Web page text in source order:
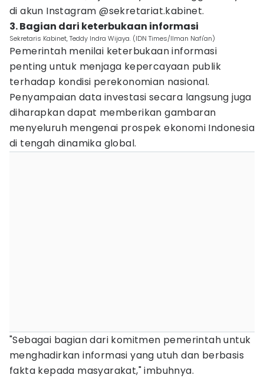
di akun Instagram @sekretariat.kabinet.
3. Bagian dari keterbukaan informasi
Sekretaris Kabinet, Teddy Indra Wijaya. (IDN Times/Ilman Nafi'an)
Pemerintah menilai keterbukaan informasi
penting untuk menjaga kepercayaan publik
terhadap kondisi perekonomian nasional.
Penyampaian data investasi secara langsung juga
diharapkan dapat memberikan gambaran
menyeluruh mengenai prospek ekonomi Indonesia
di tengah dinamika global.
"Sebagai bagian dari komitmen pemerintah untuk
menghadirkan informasi yang utuh dan berbasis
fakta kepada masyarakat," imbuhnya.